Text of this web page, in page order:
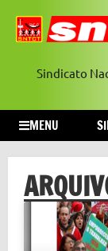
Sindicato
MENU